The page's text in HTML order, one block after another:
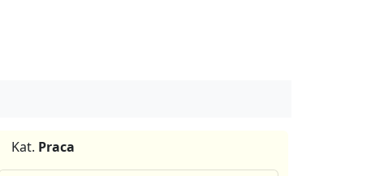
Kat. Praca